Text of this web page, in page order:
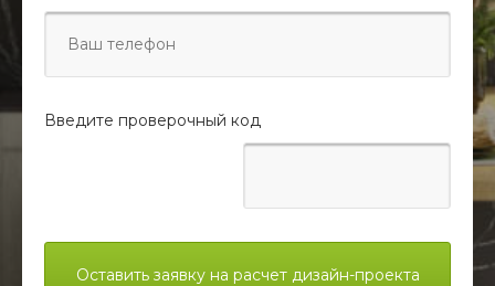
Введите проверочный код
Оставить заявку на расчет дизайн-проекта